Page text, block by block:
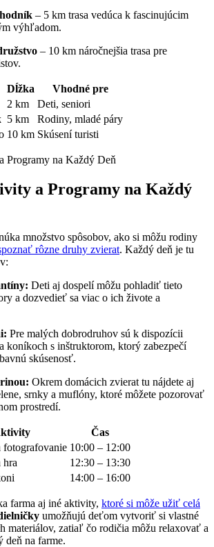
– 5 km trasa vedúca k fascinujúcim
výhľadom.
– 10 km náročnejšia trasa pre
Dĺžka
Vhodné pre
2 km
Deti, seniori
5 km
Rodiny, mladé páry
10 km Skúsení turisti
a Programy na Každý
množstvo spôsobov, ako si môžu rodiny
rôzne druhy zvierat. Každý deň je tu
Deti aj dospelí môžu pohladiť tieto
a dozvedieť sa viac o ich živote a
Pre malých dobrodruhov sú k dispozícii
koníkoch s inštruktorom, ktorý zabezpečí
skúsenosť.
Okrem domácich zvierat tu nájdete aj
srnky a muflóny, ktoré môžete pozorovať
prostredí.
Čas
fotografovanie 10:00 – 12:00
hra
12:30 – 13:30
14:00 – 16:00
farma aj iné aktivity, ktoré si môže užiť celá
umožňujú deťom vytvoriť si vlastné
materiálov, zatiaľ čo rodičia môžu relaxovať a
na farme.